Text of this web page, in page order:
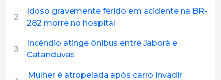
2
Idoso gravemente ferido em acidente na BR-
282 morre no hospital
3
Incêndio atinge ônibus entre Jaborá e
Catanduvas
Mulher é atropelada após carro invadir